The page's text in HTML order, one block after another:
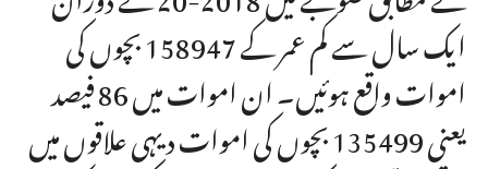
ایک سال سے کم عمر کے 158947 بچوں کی
اموات واقع ہوئیں۔ ان اموات میں 86 فیصد
یعنی 135499 بچوں کی اموات دیہی علاقوں میں